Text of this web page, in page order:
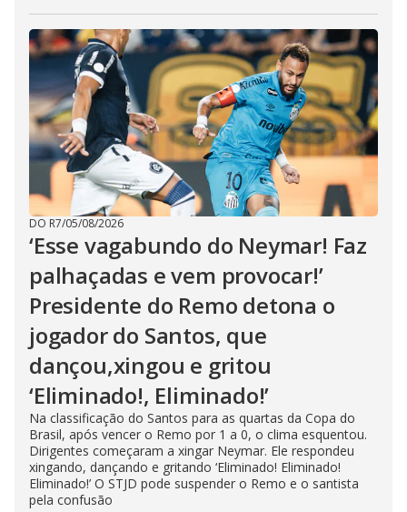
DO R7/05/08/2026
‘Esse vagabundo do Neymar! Faz
palhaçadas e vem provocar!’
Presidente do Remo detona o
jogador do Santos, que
dançou,xingou e gritou
‘Eliminado!, Eliminado!’
Na classificação do Santos para as quartas da Copa do
Brasil, após vencer o Remo por 1 a 0, o clima esquentou.
Dirigentes começaram a xingar Neymar. Ele respondeu
xingando, dançando e gritando ‘Eliminado! Eliminado!
Eliminado!’ O STJD pode suspender o Remo e o santista
pela confusão